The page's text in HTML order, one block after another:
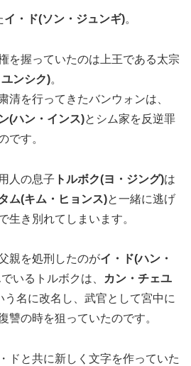
イ・ド(ソン・ジュンギ)。
を握っていたのは上王である太宗
ンシク)。
清を行ってきたバンウォンは、
(ハン・インス)とシム家を反逆罪
です。
人の息子 トルボク(ヨ・ジング)は
ム(キム・ヒョンス)と一緒に逃げ
生き別れてしまいます。
親を処刑したのがイ・ド(ハン・
いるトルボクは、 カン・チェユ
う名に改名し、武官として宮中に
讐の時を狙っていたのです。
ドと共に新しく文字を作っていた